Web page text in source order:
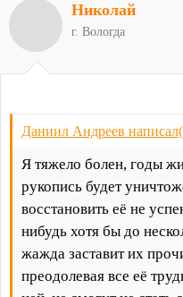
Даниил Андреев
Я тяжело болен, годы
рукопись будет
восстановить её не
нибудь хотя бы до
жажда заставит их
преодолевая все её
Николай
г. Вологда